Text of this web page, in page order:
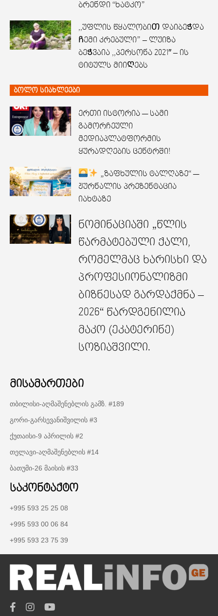
ბრენდი “ხატკო”
,,უფლის წყალობიᲗ დაიბეᲭდა
Ჩემი კრებული” – ლუიზა
ბეᲭვაია ,,პერსონა 2021″ – ის
ტიტულს მიიᲦებს
ბოლო სიახლეები
ერთი ისტორია — სამი
გამორჩეული
მედიაპლატფორმის
ყურადღების ცენტრში!
„ზაფხულის ტალღაზე“ —
ჟურნალის პრეზენტაცია
იახტაზე
ნომინაციაში „წლის
წარმატებული ქალი,
რომელმაც ხარისხი და
პროფესიონალიზმი
ბიზნესად გარდაქმნა –
2026“ წარდგენილია
მაკო (ეკატერინე)
სოზიაშვილი.
მისამართები
თბილისი-აღმაშენებლის გამზ. #189
გორი-გარსევანიშვილის #3
ქუთაისი-9 აპრილის #2
თელავი-აღმაშენებლის #14
ბათუმი-26 მაისის #33
საკონტაქტო
+995 593 25 25 08
+995 593 00 06 84
+995 593 23 75 39